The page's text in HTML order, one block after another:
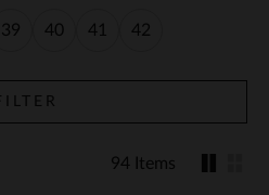
39 40 41 42
FILTER
94 Items